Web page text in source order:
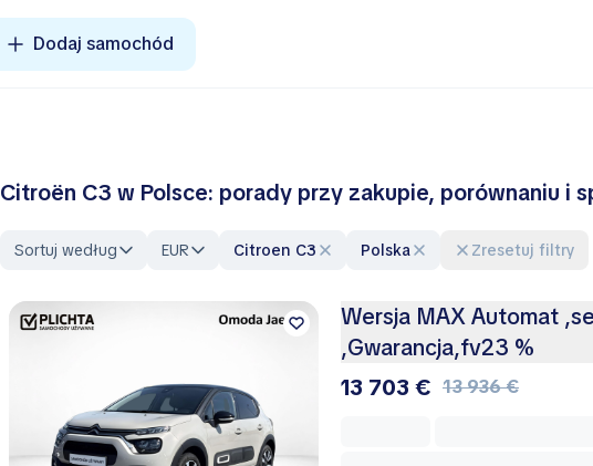
Dodaj samochód
Citroën C3 w Polsce: porady przy zakupie, porównaniu i
Sortuj według EUR Citroen C3 Polska Zresetuj filtry
Wersja MAX Automat
,Gwarancja,fv23 %
13 703 € 13 936 €